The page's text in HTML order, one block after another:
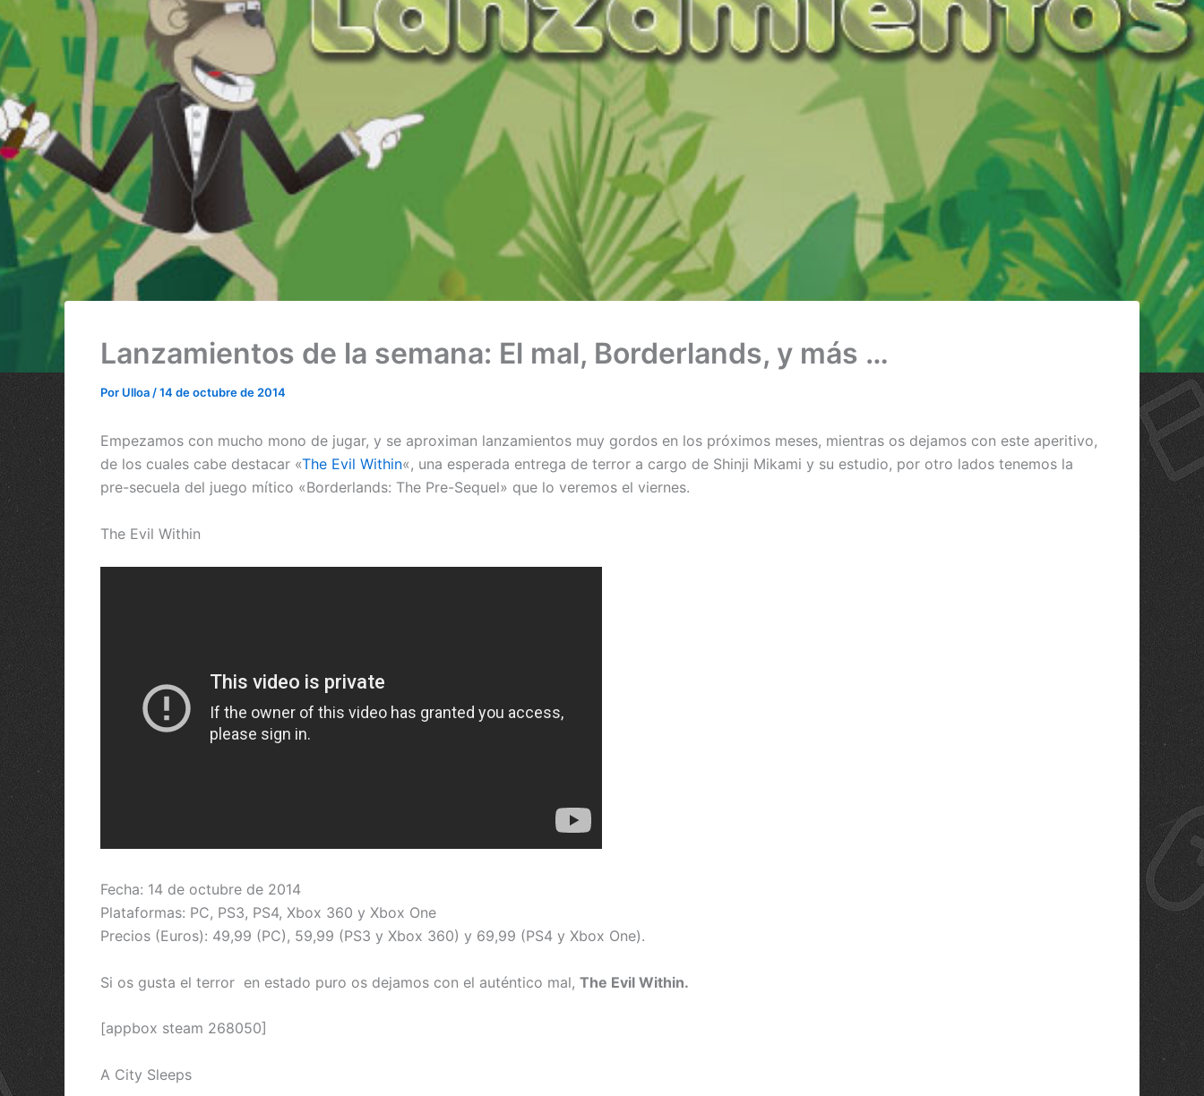
Lanzamientos de la semana: El mal, Borderlands, y más …
Por Ulloa /14 de octubre de 2014
Empezamos con mucho mono de jugar, y se aproximan lanzamientos muy gordos en los próximos meses, mientras os dejamos con este aperitivo,
de los cuales cabe destacar «The Evil Within«, una esperada entrega de terror a cargo de Shinji Mikami y su estudio, por otro lados tenemos la
pre-secuela del juego mítico «Borderlands: The Pre-Sequel» que lo veremos el viernes.
The Evil Within
Fecha: 14 de octubre de 2014
Plataformas: PC, PS3, PS4, Xbox 360 y Xbox One
Precios (Euros): 49,99 (PC), 59,99 (PS3 y Xbox 360) y 69,99 (PS4 y Xbox One).
Si os gusta el terror en estado puro os dejamos con el auténtico mal, The Evil Within.
[appbox steam 268050]
A City Sleeps